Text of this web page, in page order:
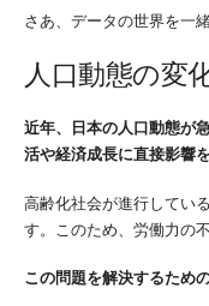
さあ、データの世界を一
人口動態の変
近年、日本の人口動態が
活や経済成長に直接影響
高齢化社会が進行してい
す。このため、労働力の
この問題を解決するため